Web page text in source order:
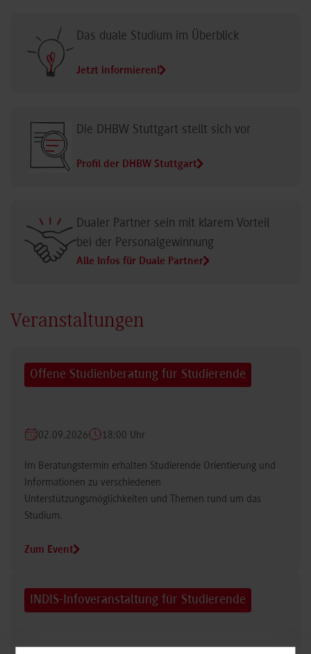
Das duale Studium im Überblick
Jetzt informieren!
Die DHBW Stuttgart stellt sich vor
Profil der DHBW Stuttgart
Dualer Partner sein mit klarem Vorteil
bei der Personalgewinnung
Alle Infos für Duale Partner
Veranstaltungen
Offene Studienberatung für Studierende
02.09.2026 18:00 Uhr
Im Beratungstermin erhalten Studierende Orientierung und
Informationen zu verschiedenen
Unterstützungsmöglichkeiten und Themen rund um das
Studium.
Zum Event
INDIS-Infoveranstaltung für Studierende